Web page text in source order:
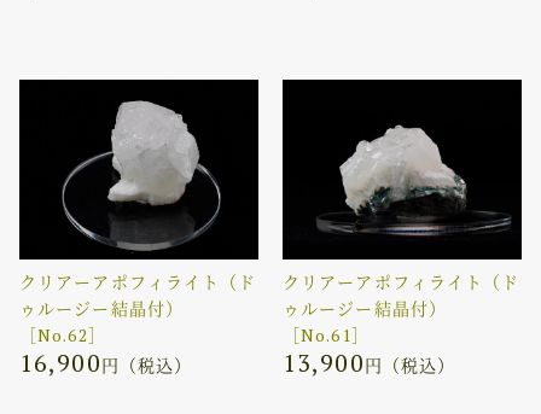
クリアーアポフィライト（ド
ゥルージー結晶付）
［No.62］
16,900円（税込）
クリアーアポフィライト（ド
ゥルージー結晶付）
［No.61］
13,900円（税込）